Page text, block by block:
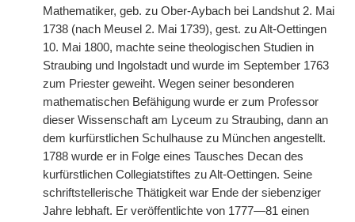
Mathematiker, geb. zu Ober-Aybach bei Landshut 2. Mai
1738 (nach Meusel 2. Mai 1739), gest. zu Alt-Oettingen
10. Mai 1800, machte seine theologischen Studien in
Straubing und Ingolstadt und wurde im September 1763
zum Priester geweiht. Wegen seiner besonderen
mathematischen Befähigung wurde er zum Professor
dieser Wissenschaft am Lyceum zu Straubing, dann an
dem kurfürstlichen Schulhause zu München angestellt.
1788 wurde er in Folge eines Tausches Decan des
kurfürstlichen Collegiatstiftes zu Alt-Oettingen. Seine
schriftstellerische Thätigkeit war Ende der siebenziger
Jahre lebhaft. Er veröffentlichte von 1777—81 einen